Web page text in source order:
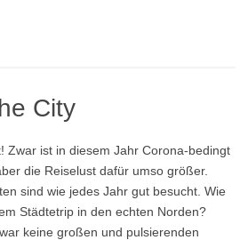
City
Zwar ist in diesem Jahr Corona-bedingt
die Reiselust dafür umso größer.
sind wie jedes Jahr gut besucht. Wie
Städtetrip in den echten Norden?
keine großen und pulsierenden